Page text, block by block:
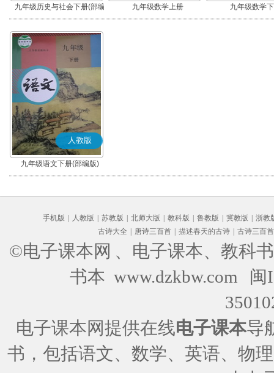
九年级历史与社会下册(部编
版)
九年级数学上册 九年级数学
人教版
九年级语文下册(部编版)
手机版 人教版 苏教版 北师大版 教科版 鲁教版 冀教版
浙教
古诗大全
唐诗三百首 描述春天的古诗 古诗三百首
©电子课本网 、电子课本、教科
书本 www.dzkbw.com
闽
电子课本网提供在线电子课本导
书，包括语文、数学、英语、物